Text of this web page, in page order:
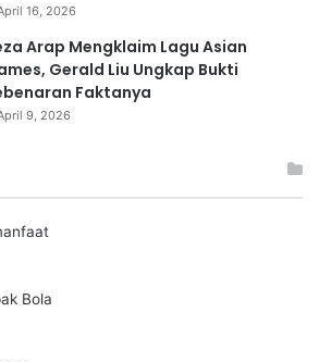
16, 2026
Arap Mengklaim Lagu Asian
Gerald Liu Ungkap Bukti
Faktanya
9, 2026
Bola